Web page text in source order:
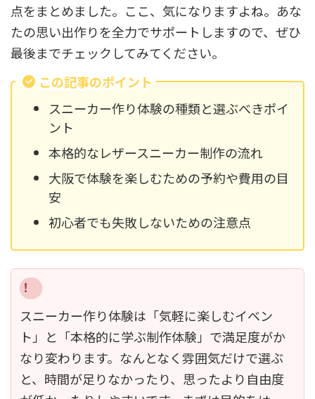
点をまとめました。ここ、気になりますよね。あな
たの思い出作りを全力でサポートしますので、ぜひ
最後までチェックしてみてください。
この記事のポイント
スニーカー作り体験の種類と選ぶべきポイ
ント
本格的なレザースニーカー制作の流れ
大阪で体験を楽しむための予約や費用の目
安
初心者でも失敗しないための注意点
スニーカー作り体験は「気軽に楽しむイベン
ト」と「本格的に学ぶ制作体験」で満足度がか
なり変わります。なんとなく雰囲気だけで選ぶ
と、時間が足りなかったり、思ったより自由度